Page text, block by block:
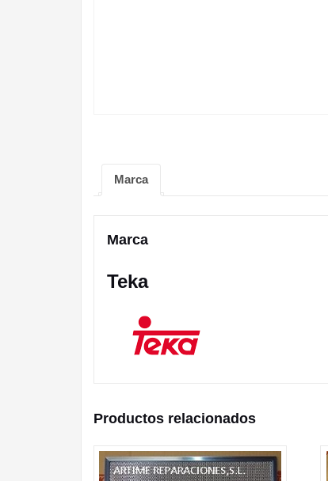
Marca
Marca
Teka
Productos relacionados